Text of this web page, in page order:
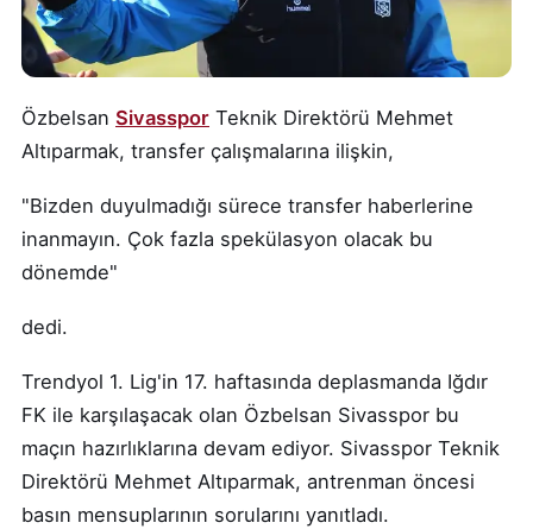
Özbelsan Sivasspor Teknik Direktörü Mehmet
Altıparmak, transfer çalışmalarına ilişkin,
"Bizden duyulmadığı sürece transfer haberlerine
inanmayın. Çok fazla spekülasyon olacak bu
dönemde"
dedi.
Trendyol 1. Lig'in 17. haftasında deplasmanda Iğdır
FK ile karşılaşacak olan Özbelsan Sivasspor bu
maçın hazırlıklarına devam ediyor. Sivasspor Teknik
Direktörü Mehmet Altıparmak, antrenman öncesi
basın mensuplarının sorularını yanıtladı.